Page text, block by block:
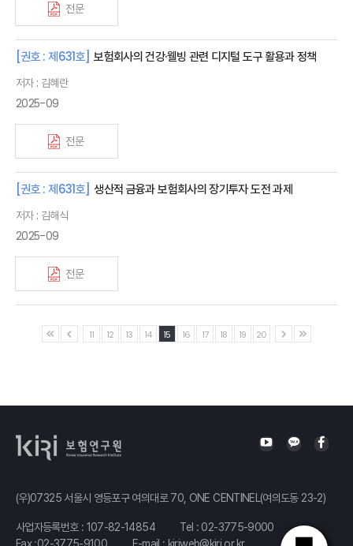
전문
[권호 : 제631호] 보험회사의 건강·웰빙 관련 디지털 도구 활용과 정책
저자 : 김혜란
2025-09
전문
[권호 : 제631호] 생산적 금융과 보험회사의 장기투자 도전 과제
저자 : 김해식
2025-09
전문
11 12 13 14 15 16 17 18 19 20
(우)07325 서울시 영등포구 여의대로 70, ONE CENTINEL(여의도동 23-2)
사업자등록번호 : 107-82-14854 Tel : 02-3775-9000